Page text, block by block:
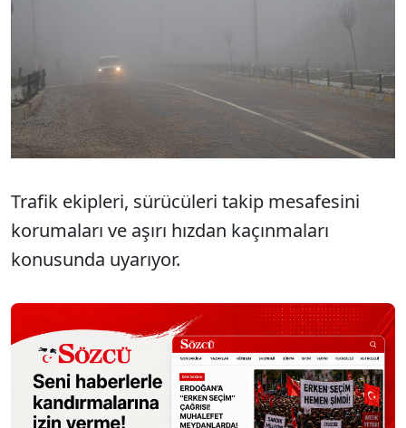
Trafik ekipleri, sürücüleri takip mesafesini
korumaları ve aşırı hızdan kaçınmaları
konusunda uyarıyor.